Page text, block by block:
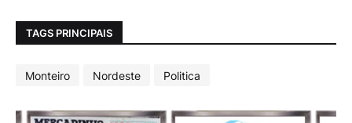
TAGS PRINCIPAIS
Monteiro Nordeste Politica